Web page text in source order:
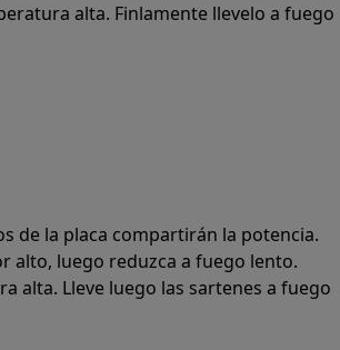
alta. Finlamente llevelo a fuego
de la placa compartirán la potencia.
alto, luego reduzca a fuego lento.
alta. Lleve luego las sartenes a fuego